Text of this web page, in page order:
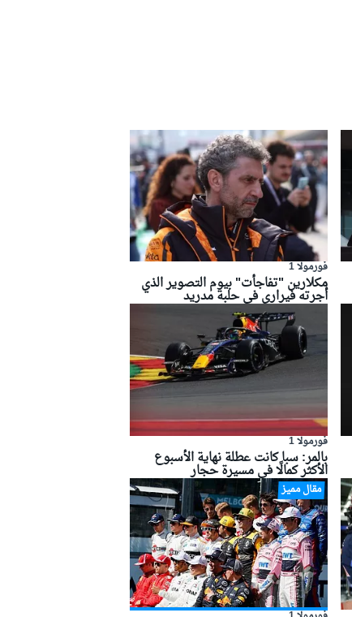
فورمولا 1
مكلارين "تفاجأت" بيوم التصوير الذي
أجرته فيراري في حلبة مدريد
فورمولا 1
بالمر: سبا كانت عطلة نهاية الأسبوع
الأكثر كمالًا في مسيرة حجار
مقال مميز